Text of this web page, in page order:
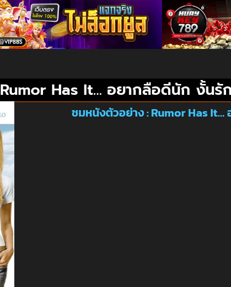
Rumor Has It… อยากลือดีนัก งั้นรั
ชมหนังตัวอย่าง : Rumor Has